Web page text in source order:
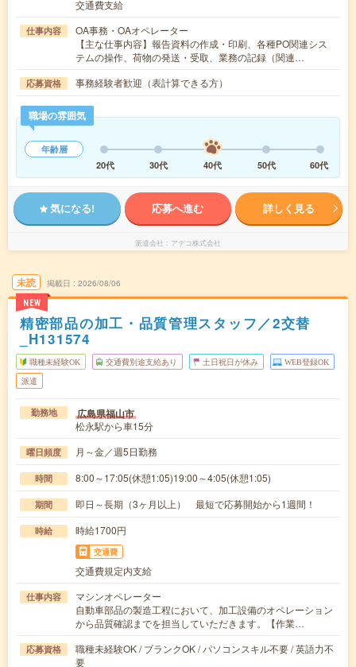
交通費支給
仕事内容
OA事務・OAオペレーター
【主な仕事内容】報告資料の作成・印刷、各種PO関連シス
テムの操作、荷物の発送・受取、業務の記録（関連…
応募資格 事務経験者歓迎（表計算できる方）
職場の雰囲気
年齢層
20代
30代 40代 50代 60代
気になる! 応募へ進む 詳しく見る
派遣会社 アデコ株式会社
未読
NEW
掲載日 2026/08/06
精密部品の加工・品質管理スタッフ／2交替
_H131574
職種未経験OK 交通費別途支給あり 土日祝日が休み WEB登録OK
派遣
勤務地 広島県福山市
松永駅から車15分
曜日頻度 月～金／週5日勤務
時間 8:00～17:05(休憩1:05)19:00～4:05(休憩1:05)
期間 即日～長期（3ヶ月以上） 最短で応募開始から1週間！
時給 時給1700円
交通費
交通費規定内支給
仕事内容
マシンオペレーター
自動車部品の製造工程において、加工設備のオペレーション
から品質確認までを担当していただきます。【作業…
応募資格
職種未経験OK / ブランクOK / パソコンスキル不要 / 英語力不
要